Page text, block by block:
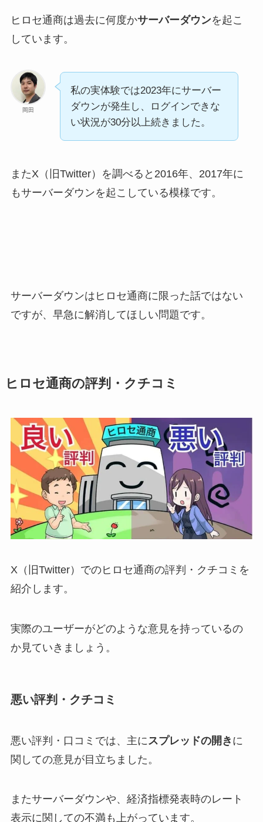
ヒロセ通商は過去に何度かサーバーダウンを起こ
しています。
岡田
私の実体験では2023年にサーバー
ダウンが発生し、ログインできな
い状況が30分以上続きました。
またX（旧Twitter）を調べると2016年、2017年に
もサーバーダウンを起こしている模様です。
サーバーダウンはヒロセ通商に限った話ではない
ですが、早急に解消してほしい問題です。
ヒロセ通商の評判・クチコミ
X（旧Twitter）でのヒロセ通商の評判・クチコミを
紹介します。
実際のユーザーがどのような意見を持っているの
か見ていきましょう。
悪い評判・クチコミ
悪い評判・口コミでは、主に スプレッドの開き に
関しての意見が目立ちました。
またサーバーダウンや、経済指標発表時のレート
表示に関しての不満も上がっています。